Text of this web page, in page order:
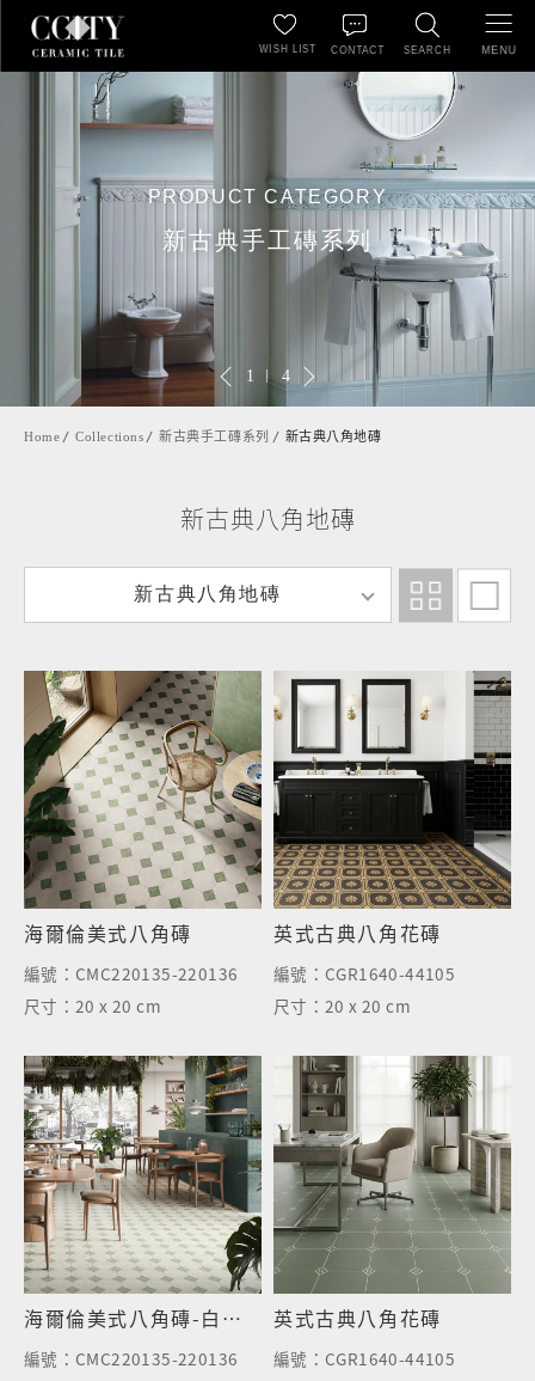
SEARCH
WISH LIST CONTACT MENU
PRODUCT CATEGORY
新古典手工磚系列
1 4
Home Collections 新古典手工磚系列 新古典八角地磚
新古典八角地磚
古
典
八
角
地
磚
新古典八角地磚
海爾倫美式八角磚
編號： CMC220135-220136
尺寸：20 x 20 cm
英式古典八角花磚
編號： CGR1640-44105
尺寸：20 x 20 cm
海爾倫美式八角磚-白八角綠
編號： CMC220135-220136
英式古典八角花磚
編號： CGR1640-44105